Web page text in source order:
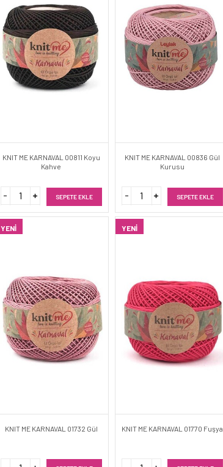
KNIT ME KARNAVAL 00811 Koyu
Kahve
SEPETE EKLE
KNIT ME KARNAVAL 00836 Gül
Kurusu
SEPETE EKLE
YENI
KNIT ME KARNAVAL 01732 Gül
YENI
KNIT ME KARNAVAL 01770 Fuşya